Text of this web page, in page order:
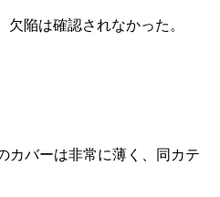
陥は確認されなかった。
カバーは非常に薄く、同カテ